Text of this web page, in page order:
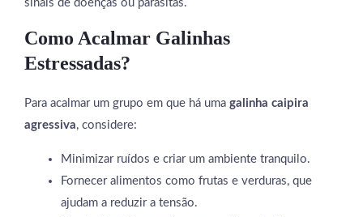
sinais de doenças ou parasitas.
Como Acalmar Galinhas
Estressadas?
Para acalmar um grupo em que há uma galinha caipira
agressiva, considere:
Minimizar ruídos e criar um ambiente tranquilo.
Fornecer alimentos como frutas e verduras, que
ajudam a reduzir a tensão.